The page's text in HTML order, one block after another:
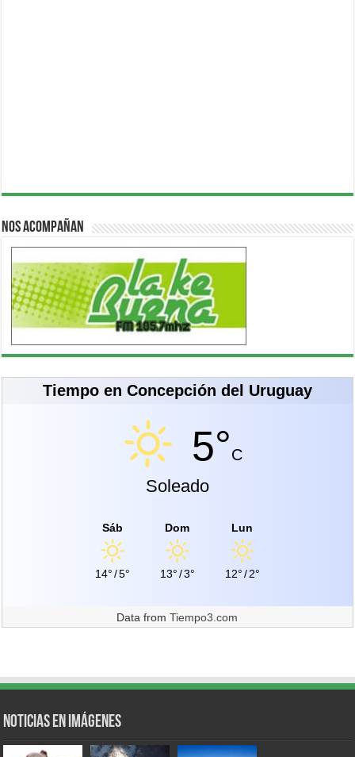
Nos acompañan
Tiempo en Concepción del Uruguay
5°C
Soleado
Sáb
14°/5°
Dom
13°/3°
Lun
12°/2°
Data fromTiempo3.com
Noticias en Imágenes